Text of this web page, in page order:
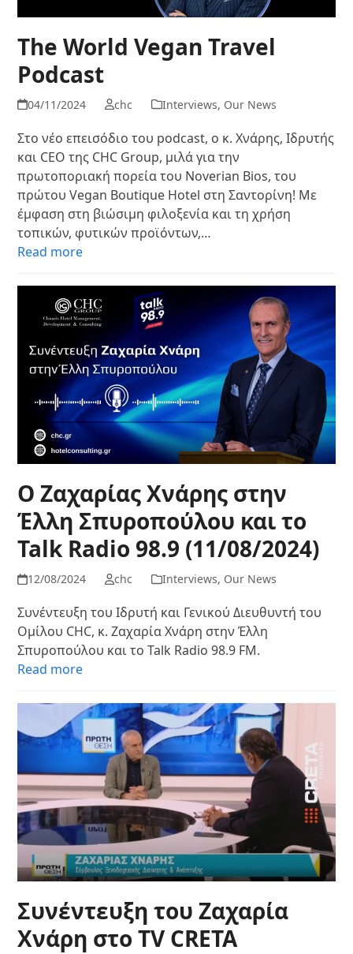
The World Vegan Travel
Podcast
04/11/2024 chc Interviews, Our News
Στο νέο επεισόδιο του podcast, ο κ. Χνάρης, Ιδρυτής
και CEO της CHC Group, μιλά για την
πρωτοποριακή πορεία του Noverian Bios, του
πρώτου Vegan Boutique Hotel στη Σαντορίνη! Με
έμφαση στη βιώσιμη φιλοξενία και τη χρήση
τοπικών, φυτικών προϊόντων,…
Read more
Ο Ζαχαρίας Χνάρης στην
Έλλη Σπυροπούλου και το
Talk Radio 98.9 (11/08/2024)
12/08/2024 chc Interviews, Our News
Συνέντευξη του Ιδρυτή και Γενικού Διευθυντή του
Ομίλου CHC, κ. Ζαχαρία Χνάρη στην Έλλη
Σπυροπούλου και το Talk Radio 98.9 FM.
Read more
Συνέντευξη του Ζαχαρία
Χνάρη στο TV CRETA